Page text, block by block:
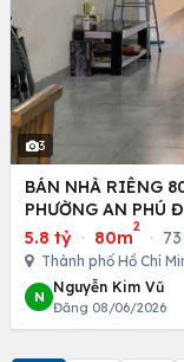
3
BÁN NHÀ RIÊNG
PHƯỜNG AN PHÚ
5.8 tỷ · 80m
2
·
Thành phố Hồ Chí
N
Nguyễn Kim Vũ
Đăng 08/06/2026